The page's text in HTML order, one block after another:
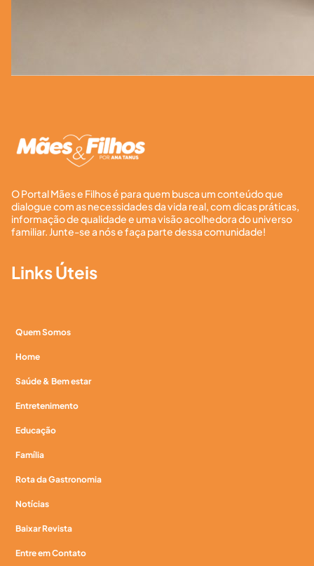
O Portal Mães e Filhos é para quem busca um conteúdo que
dialogue com as necessidades da vida real, com dicas práticas,
informação de qualidade e uma visão acolhedora do universo
familiar. Junte-se a nós e faça parte dessa comunidade!
Links Úteis
Quem Somos
Home
Saúde & Bem estar
Entretenimento
Educação
Família
Rota da Gastronomia
Notícias
Baixar Revista
Entre em Contato